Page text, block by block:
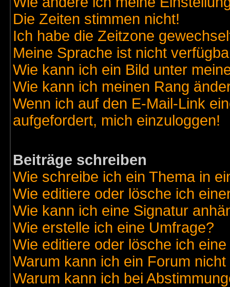
Die Zeiten stimmen nicht!
Ich habe die Zeitzone
Meine Sprache ist nicht
Wie kann ich ein Bild unter
Wie kann ich meinen Rang
Wenn ich auf den E-Mail-Link
aufgefordert, mich einzuloggen!
Beiträge schreiben
Wie schreibe ich ein Thema in
Wie editiere oder lösche ich
Wie kann ich eine Signatur
Wie erstelle ich eine Umfrage?
Wie editiere oder lösche ich
Warum kann ich ein Forum
Warum kann ich bei